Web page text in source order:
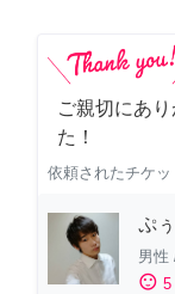
ご親切にあ
た！
依頼されたチケッ
ぷ
男性
sentiment_satisfied 5